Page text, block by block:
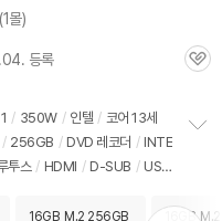
(1몰)
등록
관
/ 350W / 인텔 / 코어 13세
/ 256GB / DVD 레코더 / INTE
투스 / HDMI / D-SUB / USB
자 가격: 3,499,000원
치
16GB, M.2 256GB 16GB,